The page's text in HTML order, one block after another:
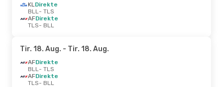
KLDirekte
BLL- TLS
AFDirekte
TLS- BLL
Tir. 18. Aug. - Tir. 18. Aug.
AFDirekte
BLL- TLS
AFDirekte
TLS- BLL